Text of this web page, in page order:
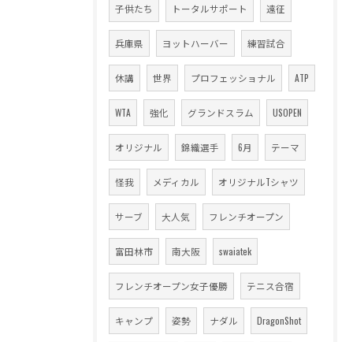
子供たち トータルサポート 遠征
兵庫県 ヨットハーバー 練習試合
休講 世界 プロフェッショナル ATP
WTA 強化 グランドスラム USOPEN
オリジナル 錦織選手 6月 テーマ
怪我 メディカル オリジナルTシャツ
サーブ 大人気 フレンチオープン
富田林市 南大阪 swaiatek
フレンチオープン女子優勝 テニス合宿
キャンプ 姿勢 ナダル DragonShot